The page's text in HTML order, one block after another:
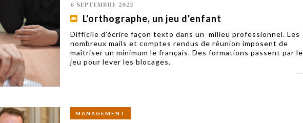
6 SEPTEMBRE 2023
L'orthographe, un jeu d'enfant
Difficile d’écrire façon texto dans un milieu professionnel. Les
nombreux mails et comptes rendus de réunion imposent de
maîtriser un minimum le français. Des formations passent par le
jeu pour lever les blocages.
MANAGEMENT